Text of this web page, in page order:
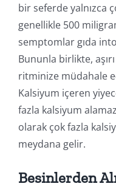
bir seferde yalnızca
genellikle 500
semptomlar gıda
Bununla birlikte,
ritminize müdahale
Kalsiyum içeren
fazla kalsiyum
olarak çok fazla
meydana gelir.
Besinlerden